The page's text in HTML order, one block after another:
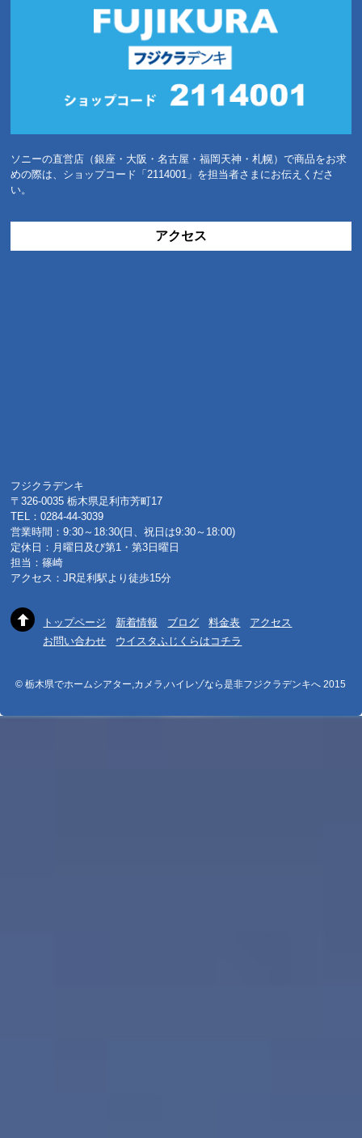
ソニーの直営店（銀座・大阪・名古屋・福岡天神・札幌）で商品をお求
めの際は、ショップコード「2114001」を担当者さまにお伝えくださ
い。
アクセス
フジクラデンキ
〒326-0035 栃木県足利市芳町17
TEL：0284-44-3039
営業時間：9:30～18:30(日、祝日は9:30～18:00)
定休日：月曜日及び第1・第3日曜日
担当：篠崎
アクセス：JR足利駅より徒歩15分
トップページ 新着情報 ブログ 料金表
アクセス
お問い合わせ
ウイスタふじくらはコチラ
© 栃木県でホームシアター,カメラ,ハイレゾなら是非フジクラデンキへ 2015